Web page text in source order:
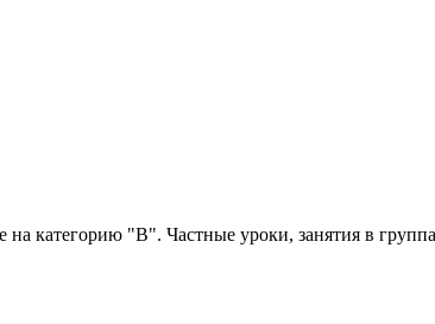
категорию "В". Частные уроки, занятия в